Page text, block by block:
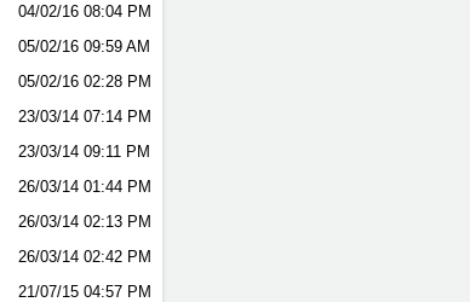
04/02/16 08:04 PM
05/02/16 09:59 AM
05/02/16 02:28 PM
23/03/14 07:14 PM
23/03/14 09:11 PM
26/03/14 01:44 PM
26/03/14 02:13 PM
26/03/14 02:42 PM
21/07/15 04:57 PM